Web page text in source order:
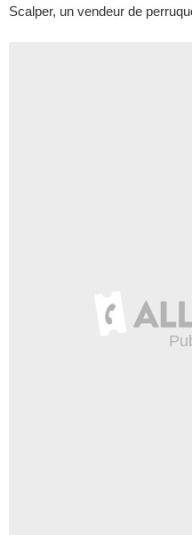
Scalper, un vendeur de